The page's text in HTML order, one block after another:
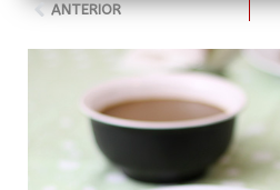
ANTERIOR